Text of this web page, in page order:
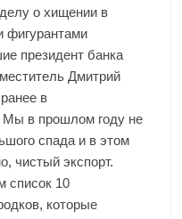
о хищении в
фигурантами
президент банка
Дмитрий
в
в прошлом году не
спада и в этом
чистый экспорт.
список 10
которые